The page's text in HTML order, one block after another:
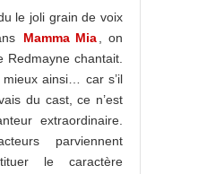
le joli grain de voix
Mamma Mia, on
Redmayne chantait.
ainsi… car s’il
du cast, ce n’est
extraordinaire.
parviennent
le caractère